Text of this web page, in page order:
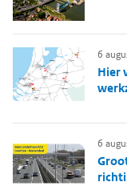
Hier
6
6